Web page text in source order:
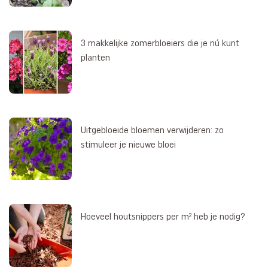
3 makkelijke zomerbloeiers die je nú kunt
planten
Uitgebloeide bloemen verwijderen: zo
stimuleer je nieuwe bloei
Hoeveel houtsnippers per m² heb je nodig?